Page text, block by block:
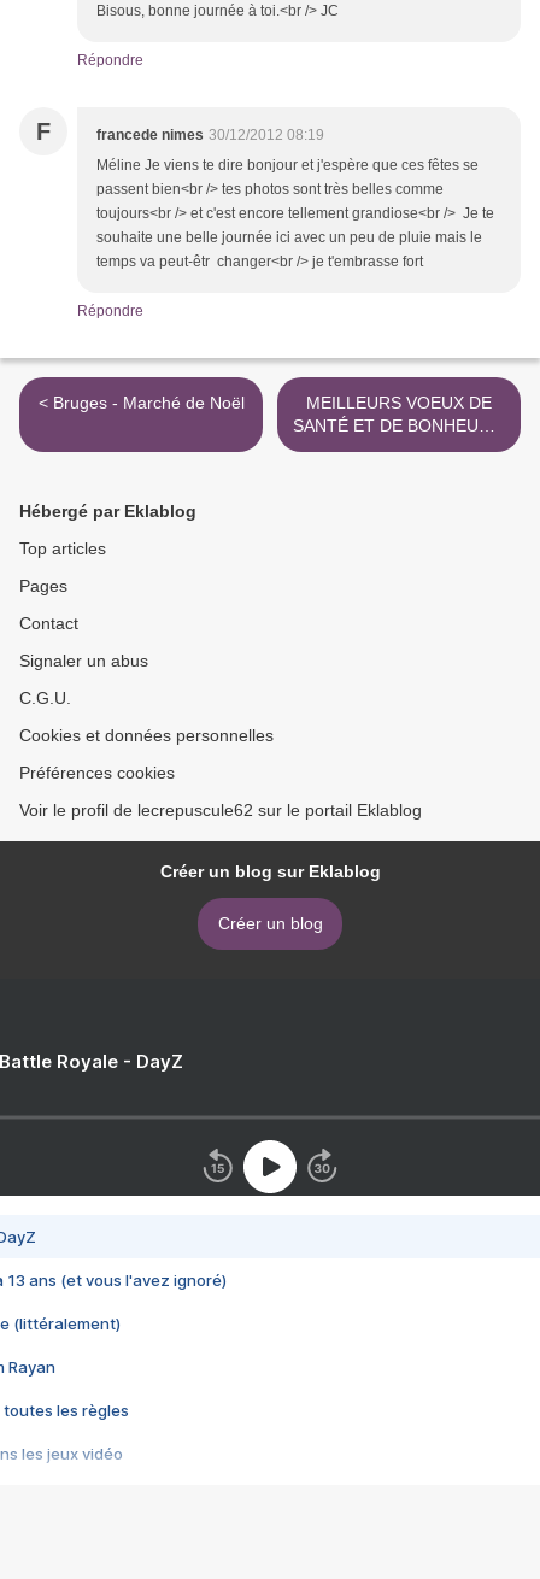
Bisous, bonne journée à toi.<br /> JC
Répondre
F francede nimes 30/12/2012 08:19
Méline Je viens te dire bonjour et j'espère que ces fêtes se
passent bien<br /> tes photos sont très belles comme
toujours<br /> et c'est encore tellement grandiose<br /> Je te
souhaite une belle journée ici avec un peu de pluie mais le
temps va peut-êtr changer<br /> je t'embrasse fort
Répondre
< Bruges - Marché de Noël
MEILLEURS VOEUX DE
SANTÉ ET DE BONHEUR À
TOUS MES AMIS ! >
Hébergé par Eklablog
Top articles
Pages
Contact
Signaler un abus
C.G.U.
Cookies et données personnelles
Préférences cookies
Voir le profil de lecrepuscule62 sur le portail Eklablog
Créer un blog sur Eklablog
Créer un blog
Royale - DayZ
13 ans (et vous l'avez ignoré)
(littéralement)
Rayan
toutes les règles
les jeux vidéo